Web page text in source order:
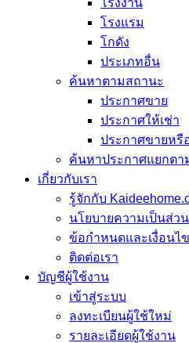
โรงงาน
โรงแรม
โกดัง
ประเภทอื่น
ค้นหาตามสถานะ
ประกาศขาย
ประกาศให้เช่า
ประกาศขายหรื
ค้นหาประกาศแยกตา
เกี่ยวกับเรา
รู้จักกับ
นโยบายความเป็นส่ว
ข้อกำหนดและเงื่อนไ
ติดต่อเรา
บัญชีผู้ใช้งาน
เข้าสู่ระบบ
ลงทะเบียนผู้ใช้ใหม่
รายละเอียดผู้ใช้งาน